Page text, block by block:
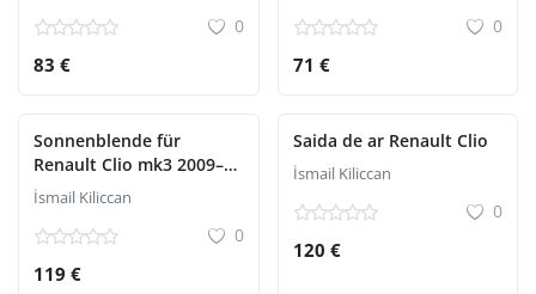
0
83 €
0
71 €
Sonnenblende für
Renault Clio mk3 2009–
2012
İsmail Kiliccan
0
119 €
Saida de ar Renault Clio
İsmail Kiliccan
0
120 €